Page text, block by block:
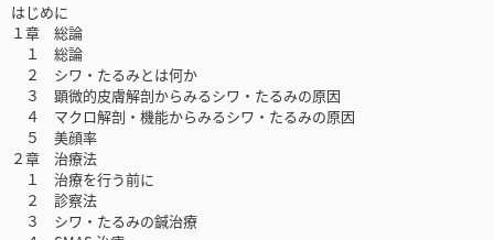
はじめに
１章 総論
１ 総論
２ シワ・たるみとは何か
３ 顕微的皮膚解剖からみるシワ・たるみの原因
４ マクロ解剖・機能からみるシワ・たるみの原因
５ 美顔率
２章 治療法
１ 治療を行う前に
２ 診察法
３ シワ・たるみの鍼治療